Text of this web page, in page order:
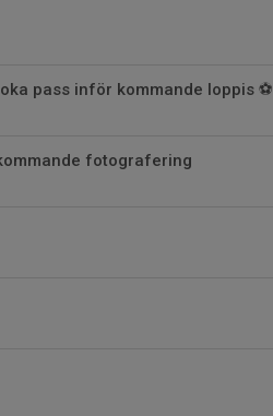
pass inför kommande loppis ⚽
fotografering